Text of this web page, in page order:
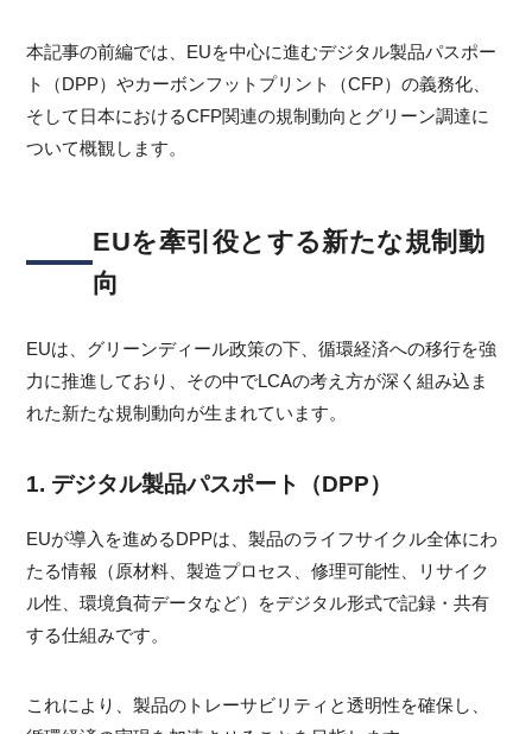
本記事の前編では、EUを中心に進むデジタル製品パスポー
ト（DPP）やカーボンフットプリント（CFP）の義務化、
そして日本におけるCFP関連の規制動向とグリーン調達に
ついて概観します。
EUを牽引役とする新たな規制動
向
EUは、グリーンディール政策の下、循環経済への移行を強
力に推進しており、その中でLCAの考え方が深く組み込ま
れた新たな規制動向が生まれています。
1. デジタル製品パスポート（DPP）
EUが導入を進めるDPPは、製品のライフサイクル全体にわ
たる情報（原材料、製造プロセス、修理可能性、リサイク
ル性、環境負荷データなど）をデジタル形式で記録・共有
する仕組みです。
これにより、製品のトレーサビリティと透明性を確保し、